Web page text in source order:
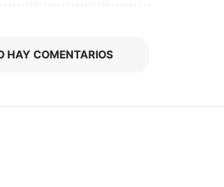
HAY COMENTARIOS